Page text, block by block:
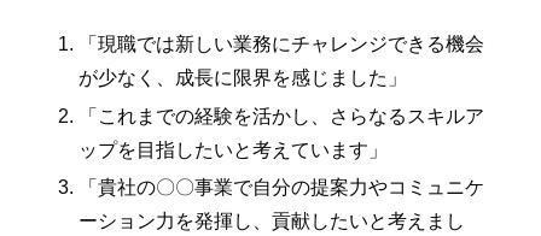
「現職では新しい業務にチャレンジできる機会
が少なく、成長に限界を感じました」
「これまでの経験を活かし、さらなるスキルア
ップを目指したいと考えています」
「貴社の〇〇事業で自分の提案力やコミュニケ
ーション力を発揮し、貢献したいと考えまし